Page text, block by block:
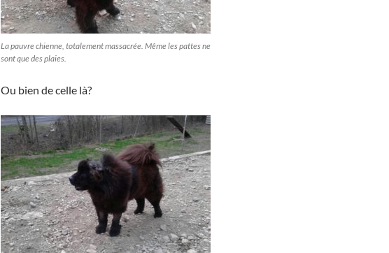
La pauvre chienne, totalement massacrée. Même les pattes ne
sont que des plaies.
Ou bien de celle là?